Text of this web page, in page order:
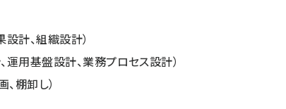
計、組織設計）
用基盤設計、業務プロセス設計）
棚卸し）